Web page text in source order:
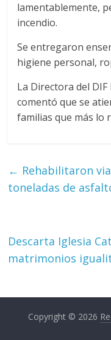
lamentablemente,
incendio.
Se entregaron
higiene personal,
La Directora del
comentó que se
familias que más lo
← Rehabilitaron
toneladas de
Descarta Iglesia
matrimonios
Copyright © 2026